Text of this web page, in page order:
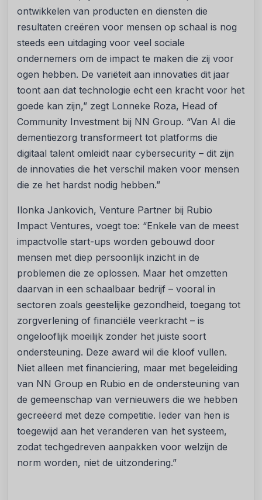
ontwikkelen van producten en diensten die
resultaten creëren voor mensen op schaal is nog
steeds een uitdaging voor veel sociale
ondernemers om de impact te maken die zij voor
ogen hebben. De variëteit aan innovaties dit jaar
toont aan dat technologie echt een kracht voor het
goede kan zijn,” zegt Lonneke Roza, Head of
Community Investment bij NN Group. “Van AI die
dementiezorg transformeert tot platforms die
digitaal talent omleidt naar cybersecurity – dit zijn
de innovaties die het verschil maken voor mensen
die ze het hardst nodig hebben.”
Ilonka Jankovich, Venture Partner bij Rubio
Impact Ventures, voegt toe: “Enkele van de meest
impactvolle start-ups worden gebouwd door
mensen met diep persoonlijk inzicht in de
problemen die ze oplossen. Maar het omzetten
daarvan in een schaalbaar bedrijf – vooral in
sectoren zoals geestelijke gezondheid, toegang tot
zorgverlening of financiële veerkracht – is
ongelooflijk moeilijk zonder het juiste soort
ondersteuning. Deze award wil die kloof vullen.
Niet alleen met financiering, maar met begeleiding
van NN Group en Rubio en de ondersteuning van
de gemeenschap van vernieuwers die we hebben
gecreëerd met deze competitie. Ieder van hen is
toegewijd aan het veranderen van het systeem,
zodat techgedreven aanpakken voor welzijn de
norm worden, niet de uitzondering.”